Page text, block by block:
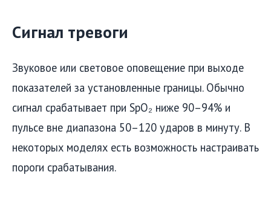
Сигнал тревоги
Звуковое или световое оповещение при выходе
показателей за установленные границы. Обычно
сигнал срабатывает при SpO₂ ниже 90–94% и
пульсе вне диапазона 50–120 ударов в минуту. В
некоторых моделях есть возможность настраивать
пороги срабатывания.